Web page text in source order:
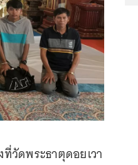
วัดพระธาตุดอยเวา